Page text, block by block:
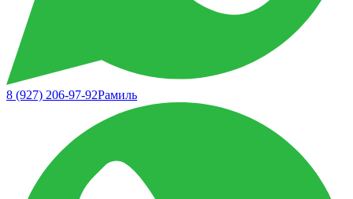
8 (927) 206-97-92Рамиль